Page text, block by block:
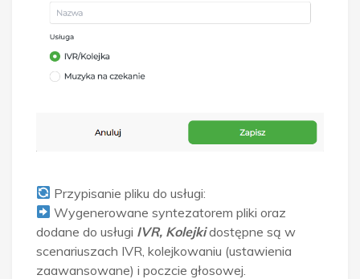
Przypisanie pliku do usługi:
Wygenerowane syntezatorem pliki oraz
dodane do usługi IVR, Kolejkidostępne są w
scenariuszach IVR, kolejkowaniu (ustawienia
zaawansowane) i poczcie głosowej.